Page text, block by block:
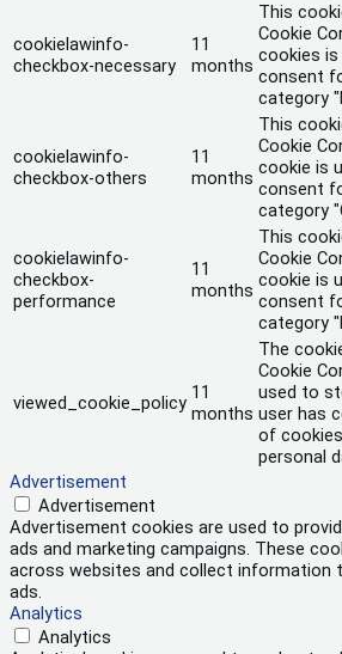
cookielawinfo-
checkbox-necessary
11
months
This
Cookie
cookies
consent
category
cookielawinfo-
checkbox-others
11
months
This
Cookie
cookie is
consent
category
cookielawinfo-
checkbox-
performance
11
months
This
Cookie
cookie is
consent
category
viewed_cookie_policy 11
months
The
Cookie
used to
user has
of
personal
Advertisement
Advertisement
Advertisement cookies are used to
ads and marketing campaigns. These
across websites and collect information
ads.
Analytics
Analytics